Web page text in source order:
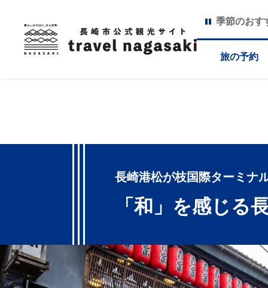
季節のおす
旅の予約
長崎港松が枝国際ターミナ
「和」を感じる